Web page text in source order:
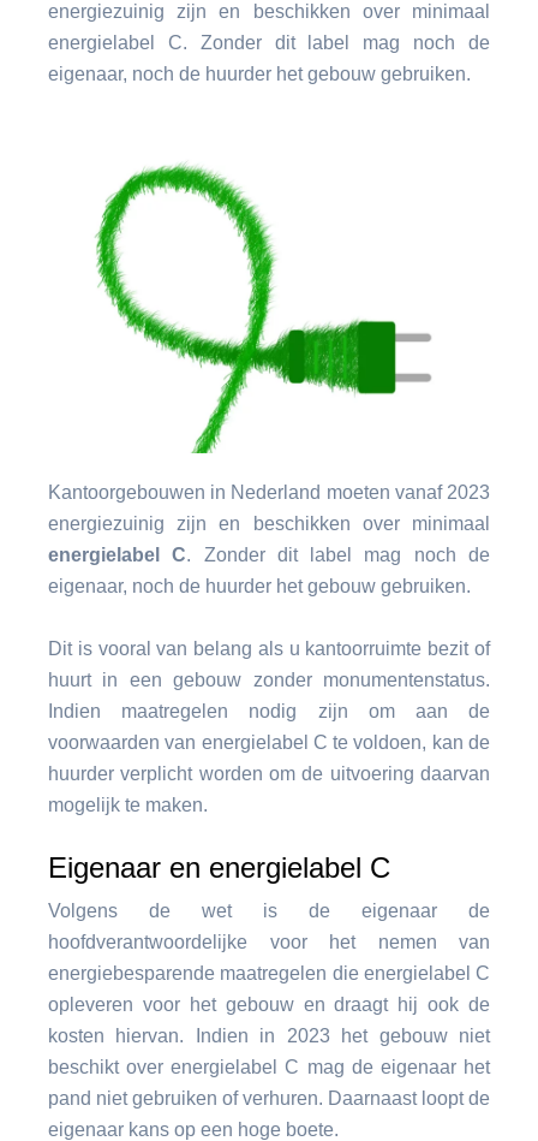
energiezuinig zijn en beschikken over minimaal
energielabel C. Zonder dit label mag noch de
eigenaar, noch de huurder het gebouw gebruiken.
Kantoorgebouwen in Nederland moeten vanaf 2023
energiezuinig zijn en beschikken over minimaal
energielabel C. Zonder dit label mag noch de
eigenaar, noch de huurder het gebouw gebruiken.
Dit is vooral van belang als u kantoorruimte bezit of
huurt in een gebouw zonder monumentenstatus.
Indien maatregelen nodig zijn om aan de
voorwaarden van energielabel C te voldoen, kan de
huurder verplicht worden om de uitvoering daarvan
mogelijk te maken.
Eigenaar en energielabel C
Volgens de wet is de eigenaar de
hoofdverantwoordelijke voor het nemen van
energiebesparende maatregelen die energielabel C
opleveren voor het gebouw en draagt hij ook de
kosten hiervan. Indien in 2023 het gebouw niet
beschikt over energielabel C mag de eigenaar het
pand niet gebruiken of verhuren. Daarnaast loopt de
eigenaar kans op een hoge boete.